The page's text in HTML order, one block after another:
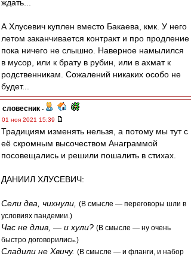
ждать...
А Хлусевич куплен вместо Бакаева, кмк. У него
летом заканчивается контракт и про продление
пока ничего не слышно. Наверное намылился
в мусор, или к брату в рубин, или в ахмат к
родственникам. Сожалений никаких особо не
будет...
словесник -
01 ноя 2021 15:39
Традициям изменять нельзя, а потому мы тут с
её скромным высочеством Анаграммой
посовещались и решили пошалить в стихах.
ДАНИИЛ ХЛУСЕВИЧ:
Сели два, чихнули, (В смысле — переговоры шли в
условиях пандемии.)
Час не длив, — и хули? (В смысле — ну очень
быстро договорились.)
Сладили не Хвичу. (В смысле — и фланги, и набор